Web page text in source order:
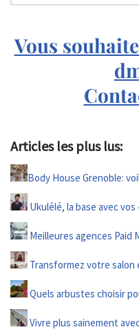
Vous
Articles les plus lus:
Body House Grenoble:
Ukulélé, la base avec
Meilleures agences Paid
Transformez votre
Quels arbustes choisir
Vivre plus sainement